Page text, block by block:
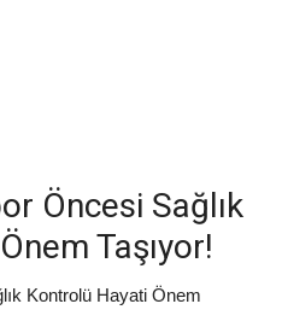
Öncesi Sağlık
Taşıyor!
Kontrolü Hayati Önem